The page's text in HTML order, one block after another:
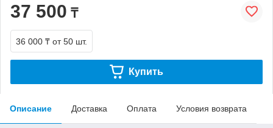
37 500 ₸
36 000 ₸ от 50 шт.
Купить
Описание Доставка Оплата Условия возврата